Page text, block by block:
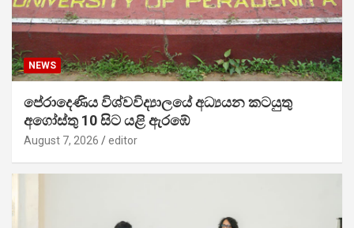
NEWS
පේරාදෙණිය විශ්වවිද්‍යාලයේ අධ්‍යයන කටයුතු
අගෝස්තු 10 සිට යළි ඇරඹේ
August 7, 2026 editor